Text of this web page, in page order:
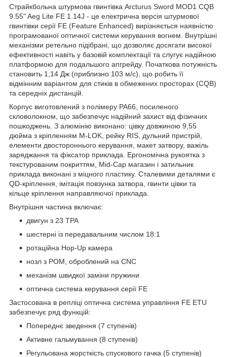
Страйкбольна штурмова гвинтівка Arcturus Sword MOD1 CQB
9.55" Aeg Lite FE 1.14J - це електрична версія штурмової
гвинтівки серії FE (Feature Enhanced) вирізняється наявністю
програмованої оптичної системи керування вогнем. Внутрішні
механізми ретельно підібрані, що дозволяє досягати високої
ефективності навіть у базовій комплектації та слугує надійною
платформою для подальшого апгрейду. Початкова потужність
становить 1,14 Дж (приблизно 103 м/с), що робить її
відмінним варіантом для стиків в обмежених просторах (CQB)
та середніх дистанцій.
Корпус виготовлений з полімеру PA66, посиленого
скловолокном, що забезпечує надійний захист від фізичних
пошкоджень. З алюмінію виконано: цівку довжиною 9,55
дюйма з кріпленням M-LOK, рейку RIS, дульний пристрій,
елементи двостороннього керування, макет затвору, важіль
заряджання та фіксатор приклада. Ергономічна рукоятка з
текстурованим покриттям, Mid-Cap магазин і затильник
приклада виконані з міцного пластику. Сталевими деталями є
QD-кріплення, імітація повзунка затвора, гвинти цівки та
кільце кріплення направляючої приклада.
Внутрішня частина включає:
двигун з 23 TPA
шестерні із передавальним числом 18:1
ротаційна Hop-Up камера
нозл з POM, оброблений на CNC
механізм швидкої заміни пружини
оптична система керування серії FE
Застосована в репліці оптична система управління FE ETU
забезпечує ряд функцій:
Попереднє зведення (7 ступенів)
Активне гальмування (8 ступенів)
Регульована жорсткість спускового гачка (5 ступенів)